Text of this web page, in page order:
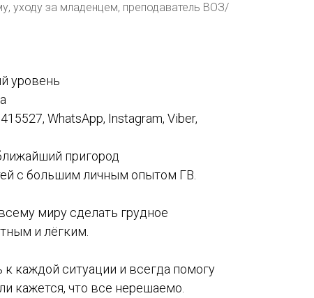
уходу за младенцем, преподаватель ВОЗ/
уровень
WhatsApp, Instagram, Viber,
пригород
с большим личным опытом ГВ.
миру сделать грудное
и лёгким.
каждой ситуации и всегда помогу
кажется, что все нерешаемо.